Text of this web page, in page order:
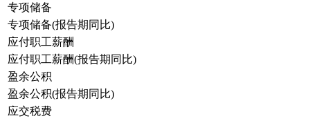
专项储备
专项储备(报告期同比)
应付职工薪酬
应付职工薪酬(报告期同比)
盈余公积
盈余公积(报告期同比)
应交税费